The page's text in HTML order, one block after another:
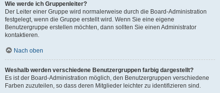
Wie werde ich Gruppenleiter?
Der Leiter einer Gruppe wird normalerweise durch die Board-Administration
festgelegt, wenn die Gruppe erstellt wird. Wenn Sie eine eigene
Benutzergruppe erstellen möchten, dann sollten Sie einen Administrator
kontaktieren.
Nach oben
Weshalb werden verschiedene Benutzergruppen farbig dargestellt?
Es ist der Board-Administration möglich, den Benutzergruppen verschiedene
Farben zuzuteilen, so dass deren Mitglieder leichter zu identifizieren sind.